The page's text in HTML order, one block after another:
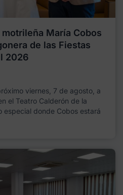
María Cobos
de las Fiestas
2026
viernes, 7 de agosto, a
el Teatro Calderón de la
especial donde Cobos estará